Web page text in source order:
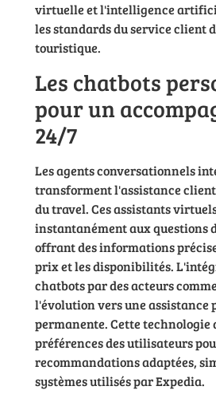
virtuelle et l'intelligence
les standards du service client
touristique.
Les chatbots
pour un
24/7
Les agents conversationnels
transforment l'assistance
du travel. Ces assistants
instantanément aux questions
offrant des informations
prix et les disponibilités.
chatbots par des acteurs
l'évolution vers une assistance
permanente. Cette technologie
préférences des utilisateurs
recommandations adaptées,
systèmes utilisés par Expedia.